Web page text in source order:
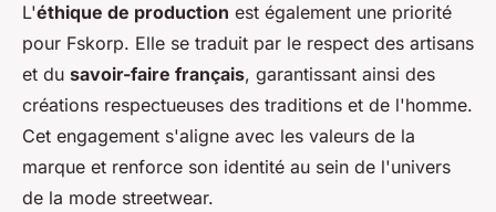
L'éthique de production est également une priorité
pour Fskorp. Elle se traduit par le respect des artisans
et du savoir-faire français, garantissant ainsi des
créations respectueuses des traditions et de l'homme.
Cet engagement s'aligne avec les valeurs de la
marque et renforce son identité au sein de l'univers
de la mode streetwear.